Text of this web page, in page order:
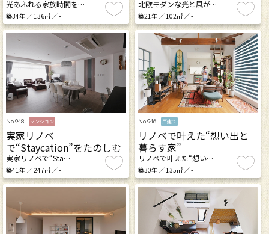
光あふれる家族時間を…
築34年 ／ 136㎡ ／ -
北欧モダンな光と風が…
築21年 ／ 102㎡ ／ -
No.948 マンション
実家リノベ
で“Staycation”をたのしむ
実家リノベで“Sta…
築41年 ／ 247㎡ ／ -
No.946 戸建て
リノベで叶えた“想い出と
暮らす家”
リノベで叶えた“想い…
築30年 ／ 135㎡ ／ -